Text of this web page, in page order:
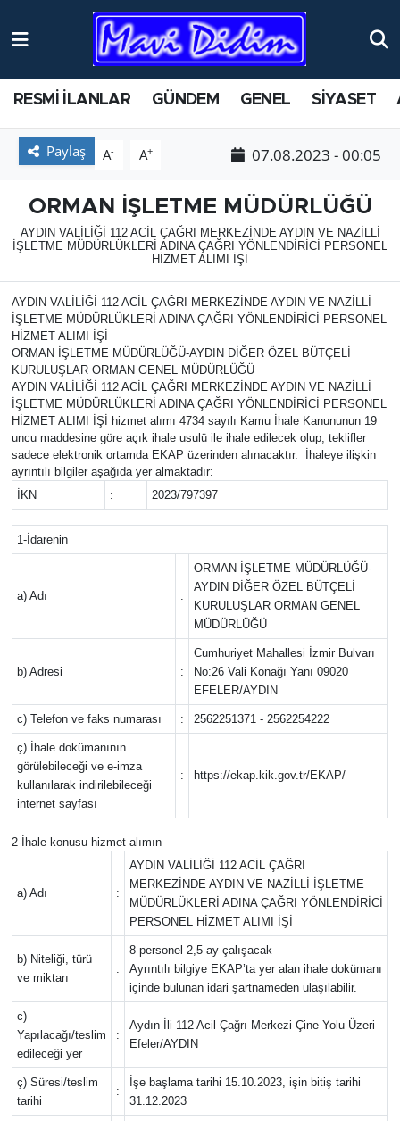
RESMİ İLANLAR GÜNDEM GENEL SİYASET
Paylaş A- A+ 07.08.2023 - 00:05
ORMAN İŞLETME MÜDÜRLÜĞÜ
AYDIN VALİLİĞİ 112 ACİL ÇAĞRI MERKEZİNDE AYDIN VE NAZİLLİ
İŞLETME MÜDÜRLÜKLERİ ADINA ÇAĞRI YÖNLENDİRİCİ PERSONEL
HİZMET ALIMI İŞİ
AYDIN VALİLİĞİ 112 ACİL ÇAĞRI MERKEZİNDE AYDIN VE NAZİLLİ
İŞLETME MÜDÜRLÜKLERİ ADINA ÇAĞRI YÖNLENDİRİCİ PERSONEL
HİZMET ALIMI İŞİ
ORMAN İŞLETME MÜDÜRLÜĞÜ-AYDIN DİĞER ÖZEL BÜTÇELİ
KURULUŞLAR ORMAN GENEL MÜDÜRLÜĞÜ
AYDIN VALİLİĞİ 112 ACİL ÇAĞRI MERKEZİNDE AYDIN VE NAZİLLİ
İŞLETME MÜDÜRLÜKLERİ ADINA ÇAĞRI YÖNLENDİRİCİ PERSONEL
HİZMET ALIMI İŞİ hizmet alımı 4734 sayılı Kamu İhale Kanununun 19
uncu maddesine göre açık ihale usulü ile ihale edilecek olup, teklifler
sadece elektronik ortamda EKAP üzerinden alınacaktır. İhaleye ilişkin
ayrıntılı bilgiler aşağıda yer almaktadır:
İKN
: 2023/797397
1-İdarenin
a) Adı :
ORMAN İŞLETME MÜDÜRLÜĞÜ-
AYDIN DİĞER ÖZEL BÜTÇELİ
KURULUŞLAR ORMAN GENEL
MÜDÜRLÜĞÜ
b) Adresi :
Cumhuriyet Mahallesi İzmir Bulvarı
No:26 Vali Konağı Yanı 09020
EFELER/AYDIN
c) Telefon ve faks numarası : 2562251371 - 2562254222
ç) İhale dokümanının
görülebileceği ve e-imza
kullanılarak indirilebileceği
internet sayfası
: https://ekap.kik.gov.tr/EKAP/
2-İhale konusu hizmet alımın
a) Adı :
AYDIN VALİLİĞİ 112 ACİL ÇAĞRI
MERKEZİNDE AYDIN VE NAZİLLİ İŞLETME
MÜDÜRLÜKLERİ ADINA ÇAĞRI YÖNLENDİRİCİ
PERSONEL HİZMET ALIMI İŞİ
b) Niteliği, türü
ve miktarı
:
8 personel 2,5 ay çalışacak
Ayrıntılı bilgiye EKAP’ta yer alan ihale dokümanı
içinde bulunan idari şartnameden ulaşılabilir.
c)
Yapılacağı/teslim
edileceği yer
:
Aydın İli 112 Acil Çağrı Merkezi Çine Yolu Üzeri
Efeler/AYDIN
ç) Süresi/teslim
tarihi
:
İşe başlama tarihi 15.10.2023, işin bitiş tarihi
31.12.2023
ANTİK YERLER
AYDIN
BİLİM VE TEKNOLOJİ
ÇEVRE
EĞİTİM
EKONOMİ
GENEL
GÜNDEM
HABERDE İNSAN
KÜLTÜR SANAT
SAĞLIK
SİYASET
SPOR
Yerel
Nöbetçi Eczaneler
Namaz Vakitleri
Trafik Durumu
Süper Lig Puan Durumu ve Fikstür
Tüm Manşetler
Son Dakika Haberleri
Haber Arşivi